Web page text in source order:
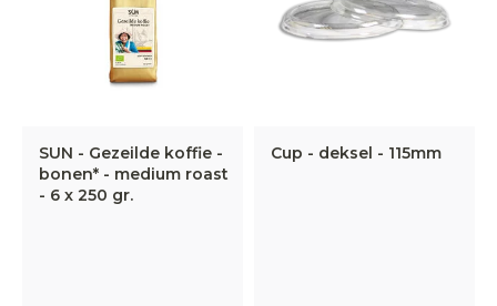
SUN - Gezeilde koffie -
bonen* - medium roast
- 6 x 250 gr.
Cup - deksel - 115mm